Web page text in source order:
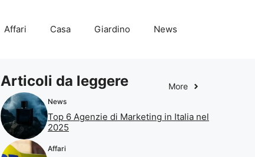
Affari Casa Giardino News
Articoli da leggere More
News
Top 6 Agenzie di Marketing in Italia nel
2025
Affari